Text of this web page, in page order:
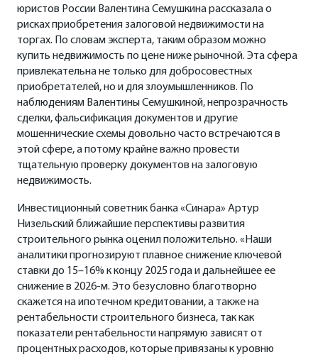
юристов России Валентина Семушкина рассказала о
рисках приобретения залоговой недвижимости на
торгах. По словам эксперта, таким образом можно
купить недвижимость по цене ниже рыночной. Эта сфера
привлекательна не только для добросовестных
приобретателей, но и для злоумышленников. По
наблюдениям Валентины Семушкиной, непрозрачность
сделки, фальсификация документов и другие
мошеннические схемы довольно часто встречаются в
этой сфере, а потому крайне важно провести
тщательную проверку документов на залоговую
недвижимость.
Инвестиционный советник банка «Синара» Артур
Низельский ближайшие перспективы развития
строительного рынка оценил положительно. «Наши
аналитики прогнозируют плавное снижение ключевой
ставки до 15–16% к концу 2025 года и дальнейшее ее
снижение в 2026-м. Это безусловно благотворно
скажется на ипотечном кредитовании, а также на
рентабельности строительного бизнеса, так как
показатели рентабельности напрямую зависят от
процентных расходов, которые привязаны к уровню